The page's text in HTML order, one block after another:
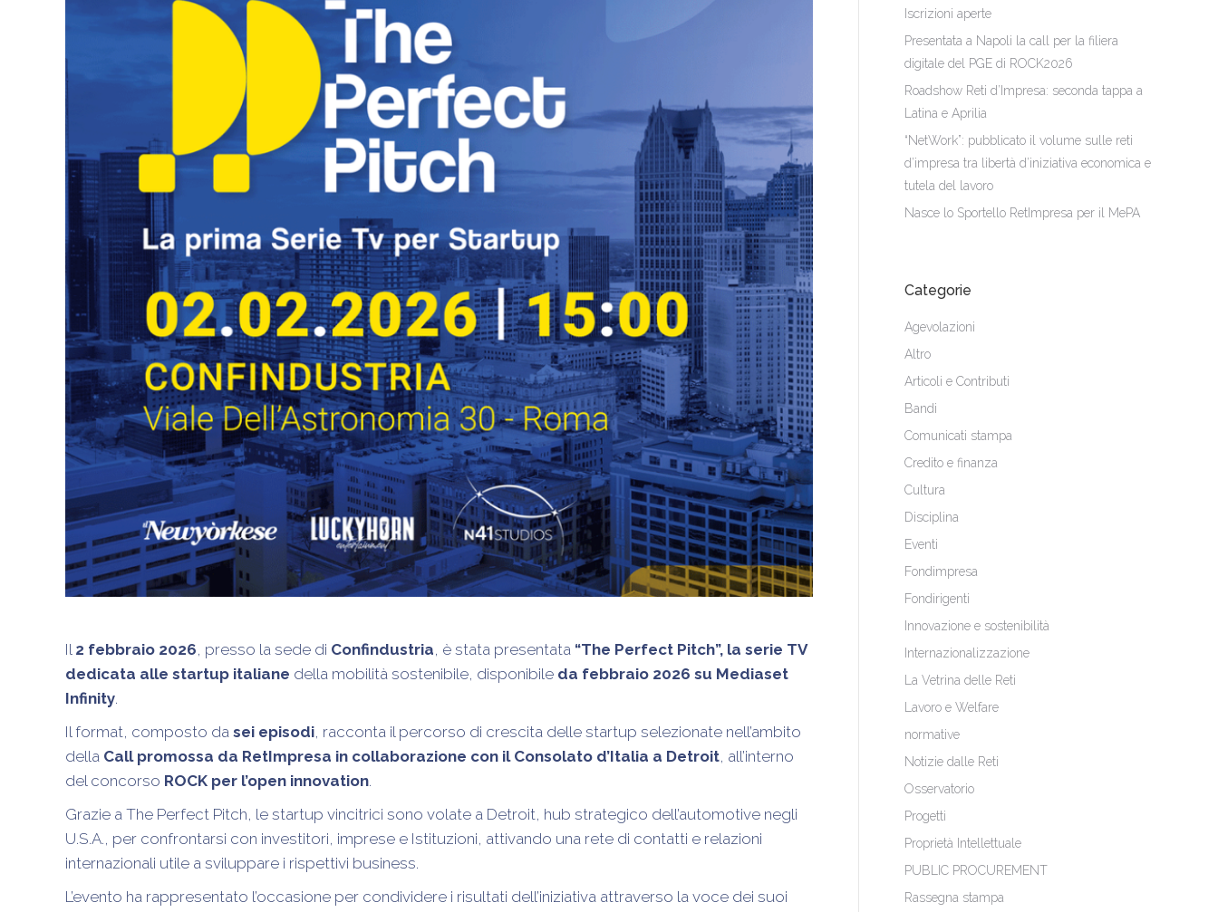
Il 2 febbraio 2026, presso la sede di Confindustria, è stata presentata “The Perfect Pitch”, la serie TV
dedicata alle startup italiane della mobilità sostenibile, disponibile da febbraio 2026 su Mediaset
Infinity.
Il format, composto da sei episodi, racconta il percorso di crescita delle startup selezionate nell’ambito
della Call promossa da RetImpresa in collaborazione con il Consolato d’Italia a Detroit, all’interno
del concorso ROCK per l’open innovation.
Grazie a The Perfect Pitch, le startup vincitrici sono volate a Detroit, hub strategico dell’automotive negli
U.S.A., per confrontarsi con investitori, imprese e Istituzioni, attivando una rete di contatti e relazioni
internazionali utile a sviluppare i rispettivi business.
L’evento ha rappresentato l’occasione per condividere i risultati dell’iniziativa attraverso la voce dei suoi
Iscrizioni aperte
Presentata a Napoli la call per la filiera
digitale del PGE di ROCK2026
Roadshow Reti d’Impresa: seconda tappa a
Latina e Aprilia
“NetWork”: pubblicato il volume sulle reti
d’impresa tra libertà d’iniziativa economica e
tutela del lavoro
Nasce lo Sportello RetImpresa per il MePA
Categorie
Agevolazioni
Altro
Articoli e Contributi
Bandi
Comunicati stampa
Credito e finanza
Cultura
Disciplina
Eventi
Fondimpresa
Fondirigenti
Innovazione e sostenibilità
Internazionalizzazione
La Vetrina delle Reti
Lavoro e Welfare
normative
Notizie dalle Reti
Osservatorio
Progetti
Proprietà Intellettuale
PUBLIC PROCUREMENT
Rassegna stampa